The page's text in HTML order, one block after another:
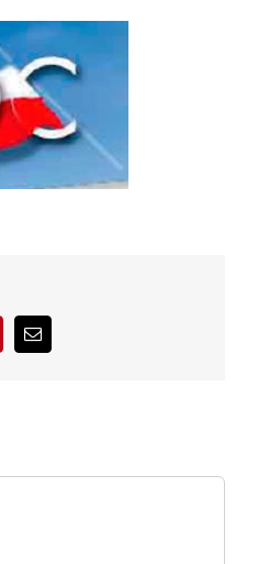
PinterestCorreo
electrónico